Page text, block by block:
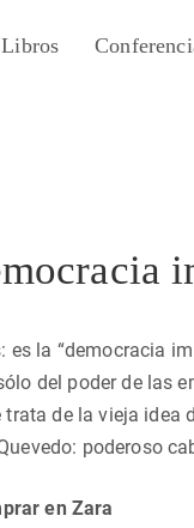
Libros
la “democracia
del poder de las
de la vieja idea
poderoso
en Zara